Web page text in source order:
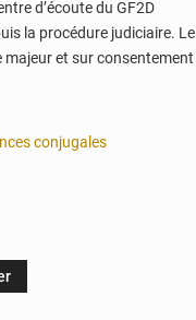
d’écoute du GF2D
la procédure judiciaire. Le
et sur consentement
conjugales